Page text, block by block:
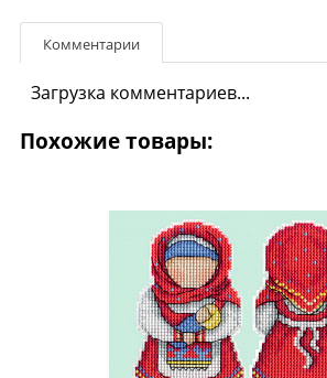
Комментарии
Загрузка комментариев...
Похожие товары: